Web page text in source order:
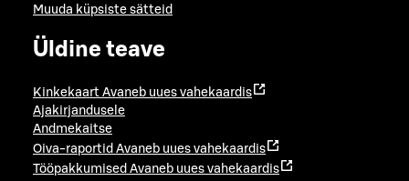
Muuda küpsiste sätteid
Üldine teave
Kinkekaart Avaneb uues vahekaardis
Ajakirjandusele
Andmekaitse
Oiva-raportid Avaneb uues vahekaardis
Tööpakkumised Avaneb uues vahekaardis